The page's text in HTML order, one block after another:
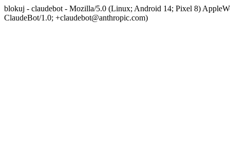
blokuj - claudebot - Mozilla/5.0 (Linux; Android 14; Pixel 8)
ClaudeBot/1.0; +claudebot@anthropic.com)